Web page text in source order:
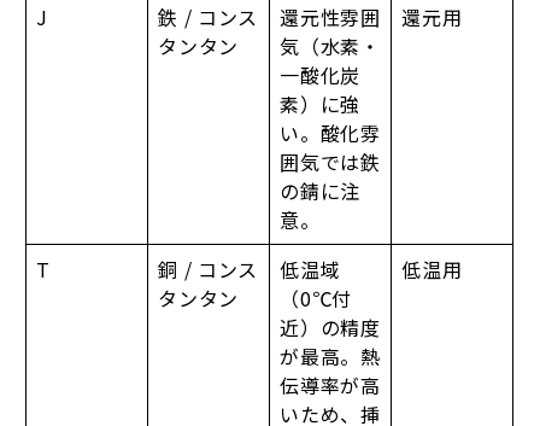
J
鉄 / コンス
タンタン
還元性雰囲
気（水素・
一酸化炭
素）に強
い。酸化雰
囲気では鉄
の錆に注
意。
還元用
T
銅 / コンス
タンタン
低温域
（0℃付
近）の精度
が最高。熱
伝導率が高
いため、挿
低温用